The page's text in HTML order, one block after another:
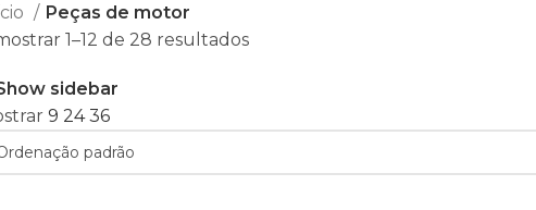
Peças de motor
1–12 de 28 resultados
sidebar
9 2436